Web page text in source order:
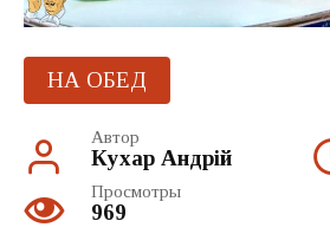
НА ОБЕД
Автор
Кухар Андрій
Просмотры
969